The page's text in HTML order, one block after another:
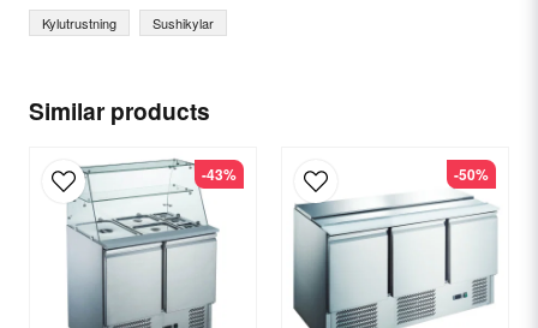
Similar products
-43% -50%
Name
email
Email
Yes, you can publish my question.
Kylutrustning Sushikylar